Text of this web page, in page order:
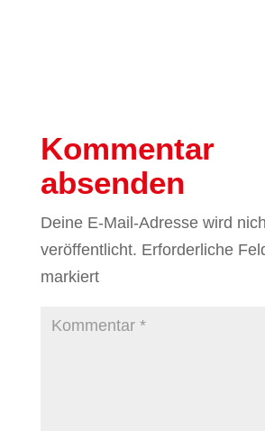
Kommentar
absenden
Deine E-Mail-Adresse wird
veröffentlicht. Erforderliche
markiert